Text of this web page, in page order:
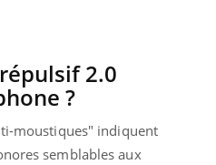
2.0
?
moustiques" indiquent
semblables aux